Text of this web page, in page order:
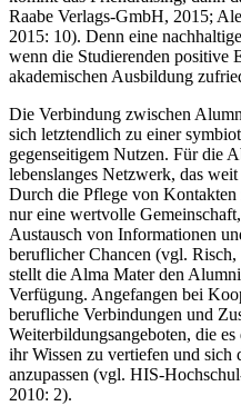
Raabe Verlags-GmbH, 2015;
2015: 10). Denn eine
wenn die Studierenden positive
akademischen Ausbildung
Die Verbindung zwischen
sich letztendlich zu einer
gegenseitigem Nutzen. Für die
lebenslanges Netzwerk, das
Durch die Pflege von
nur eine wertvolle
Austausch von Informationen
beruflicher Chancen (vgl.
stellt die Alma Mater den
Verfügung. Angefangen bei
berufliche Verbindungen und
Weiterbildungsangeboten, die
ihr Wissen zu vertiefen und sich
anzupassen (vgl. HIS-
2010: 2).